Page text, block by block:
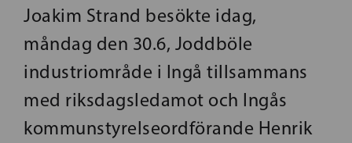
Joakim Strand besökte idag,
måndag den 30.6, Joddböle
industriområde i Ingå tillsammans
med riksdagsledamot och Ingås
kommunstyrelseordförande Henrik